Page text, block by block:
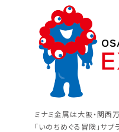
ミナミ金属は大阪・関西
「いのちめぐる冒険」サプ